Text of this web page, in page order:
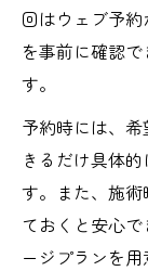
回はウェブ予
を事前に確認
す。
予約時には、
きるだけ具体
す。また、施
ておくと安心
ージプランを